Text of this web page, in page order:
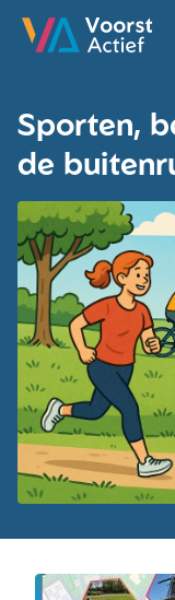
Ga naar de
Sporten,
de